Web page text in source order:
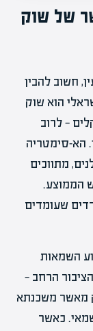
של שוק
חשוב להבין
הוא שוק
— לרוב
הא-סימטריה
מתווכים
הממוצע.
שעומדים
השמאות
הרחב —
מאשר משכנתא
כאשר